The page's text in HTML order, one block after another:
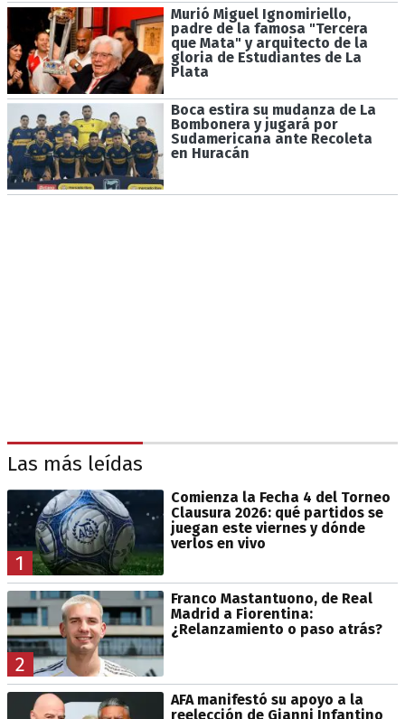
Murió Miguel Ignomiriello,
padre de la famosa "Tercera
que Mata" y arquitecto de la
gloria de Estudiantes de La
Plata
Boca estira su mudanza de La
Bombonera y jugará por
Sudamericana ante Recoleta
en Huracán
Las más leídas
1
Comienza la Fecha 4 del Torneo
Clausura 2026: qué partidos se
juegan este viernes y dónde
verlos en vivo
2
Franco Mastantuono, de Real
Madrid a Fiorentina:
¿Relanzamiento o paso atrás?
AFA manifestó su apoyo a la
reelección de Gianni Infantino